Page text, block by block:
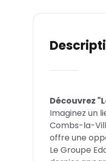
Découvrez
Imaginez un
Combs-la-
offre une
Le Groupe